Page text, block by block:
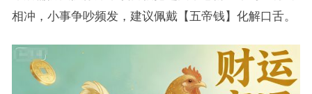
相冲，小事争吵频发，建议佩戴【五帝钱】化解口舌。